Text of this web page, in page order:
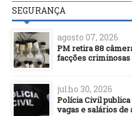
SEGURANÇA
agosto 07, 2026
PM retira 88
facções
julho 30, 2026
Polícia Civil
vagas e salários de